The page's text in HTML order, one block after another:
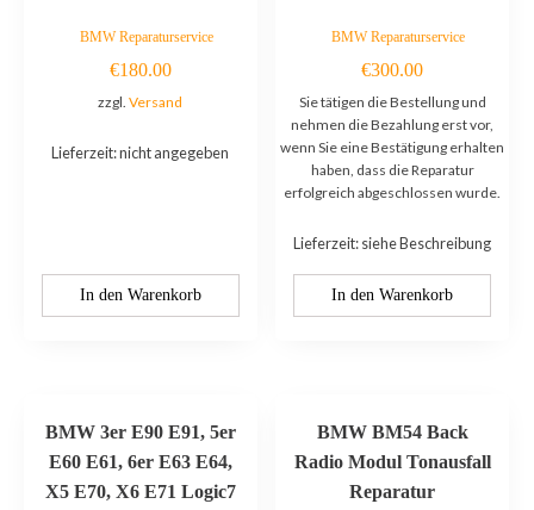
BMW Reparaturservice
€180.00
zzgl.Versand
Lieferzeit: nicht angegeben
In den Warenkorb
BMW Reparaturservice
€300.00
Sie tätigen die Bestellung und
nehmen die Bezahlung erst vor,
wenn Sie eine Bestätigung erhalten
haben, dass die Reparatur
erfolgreich abgeschlossen wurde.
Lieferzeit: siehe Beschreibung
In den Warenkorb
BMW 3er E90 E91, 5er
E60 E61, 6er E63 E64,
X5 E70, X6 E71 Logic7
BMW BM54 Back
Radio Modul Tonausfall
Reparatur